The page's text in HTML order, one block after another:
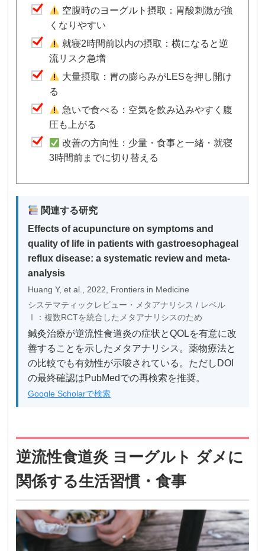
空腹時のヨーグルト摂取：胃酸刺激が強
くなりやすい
就寝2時間前以内の摂取：横になると逆
流リスク急増
大量摂取：胃の膨らみがLESを押し開け
る
急いで食べる：空気を飲み込みやすく腹
圧も上がる
改善の方向性：少量・食事と一緒・就寝
3時間前までに切り替える
関連する研究
Effects of acupuncture on symptoms and
quality of life in patients with gastroesophageal
reflux disease: a systematic review and meta-
analysis
Huang Y, et al., 2022, Frontiers in Medicine
システマティックレビュー・メタアナリシス / レベル
Ⅰ：複数RCTを統合したメタアナリシスのため
鍼灸治療が逆流性食道炎の症状とQOLを有意に改
善することを示したメタアナリシス。薬物療法と
の比較でも有効性が示唆されている。ただしDOI
の最終確認はPubMedでの再検索を推奨。
Google Scholarで検索
逆流性食道炎 ヨーグルト ダメに
関係する生活習慣・食事